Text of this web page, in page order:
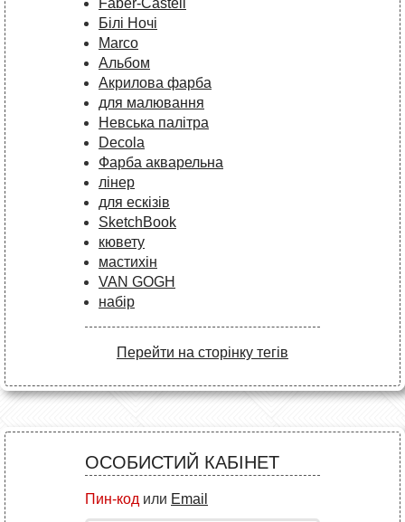
Faber-Castell
Білі Ночі
Marco
Альбом
Акрилова фарба
для малювання
Невська палітра
Decola
Фарба акварельна
лінер
для ескізів
SketchBook
кювету
мастихін
VAN GOGH
набір
Перейти на сторінку тегів
ОСОБИСТИЙ КАБІНЕТ
Пин-код или Email